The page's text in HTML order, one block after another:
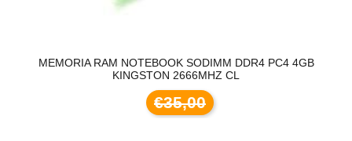
MEMORIA RAM NOTEBOOK SODIMM DDR4 PC4 4GB
KINGSTON 2666MHZ CL
€35,00